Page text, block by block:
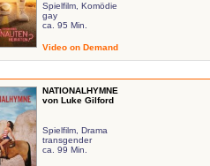
Spielfilm, Komödie
gay
ca. 95 Min.
Video on Demand
NATIONALHYMNE
von Luke Gilford
Spielfilm, Drama
transgender
ca. 99 Min.